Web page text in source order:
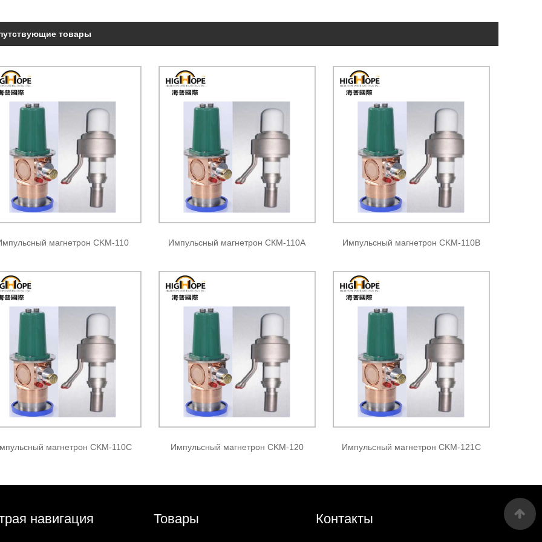
товары
магнетрон CKM-110 Импульсный магнетрон СКМ-110А Импульсный магнетрон CKM-110B
магнетрон CKM-110C Импульсный магнетрон CKM-120 Импульсный магнетрон CKM-121C
навигация Товары Контакты